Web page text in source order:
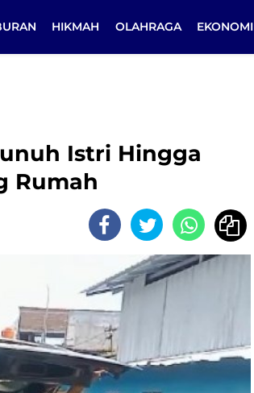
HIKMAH OLAHRAGA EKONOMI
Istri Hingga
Rumah